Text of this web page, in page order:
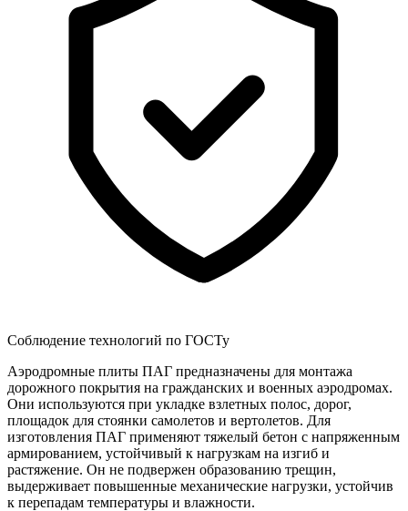
Соблюдение технологий по ГОСТу
Аэродромные плиты ПАГ предназначены для монтажа
дорожного покрытия на гражданских и военных аэродромах.
Они используются при укладке взлетных полос, дорог,
площадок для стоянки самолетов и вертолетов. Для
изготовления ПАГ применяют тяжелый бетон с напряженным
армированием, устойчивый к нагрузкам на изгиб и
растяжение. Он не подвержен образованию трещин,
выдерживает повышенные механические нагрузки, устойчив
к перепадам температуры и влажности.